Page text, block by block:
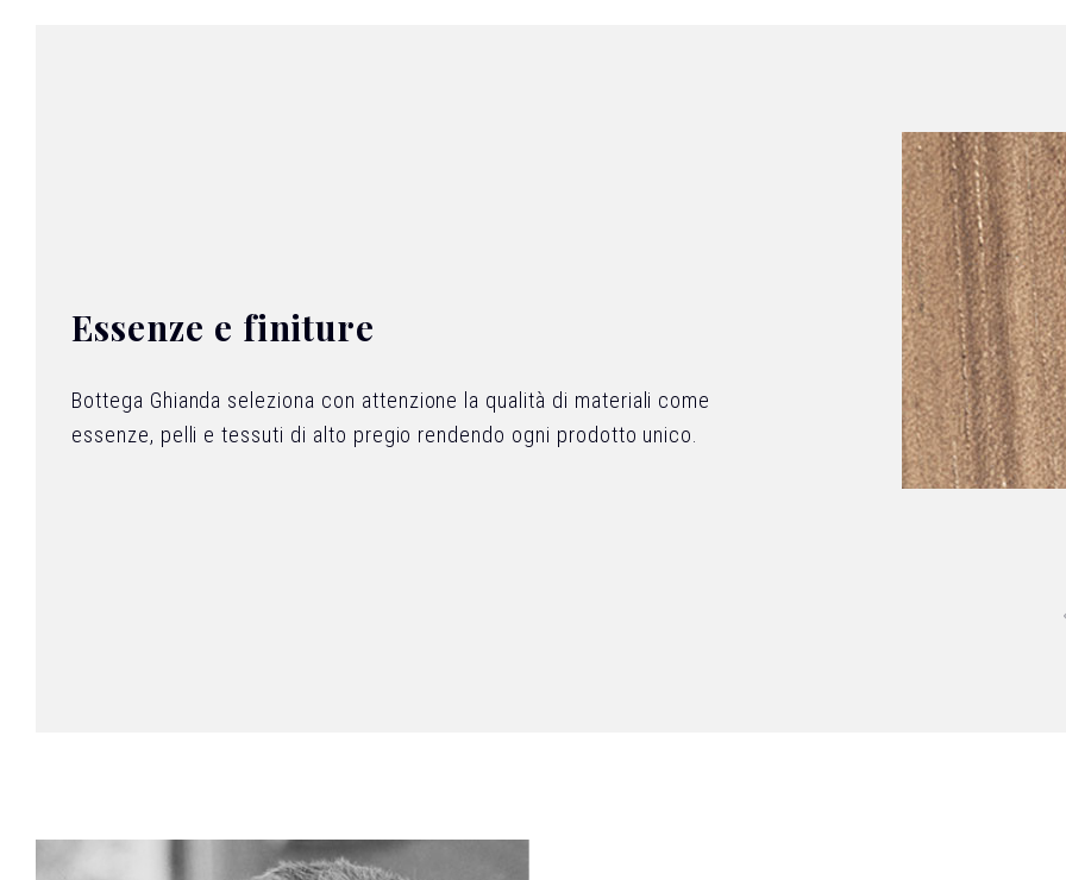
Essenze e finiture
Bottega Ghianda seleziona con attenzione la qualità di materiali come
essenze, pelli e tessuti di alto pregio rendendo ogni prodotto unico.